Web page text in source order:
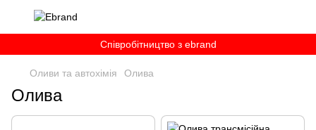
Співробітництво з ebrand
Оливи та автохімія Олива
Олива